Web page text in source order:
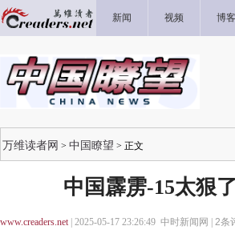
新闻 视频 博客
万维读者网 > 中国瞭望 > 正文
中国霹雳-15太狠
www.creaders.net| 2025-05-17 23:26:49 中时新闻网 | 2条